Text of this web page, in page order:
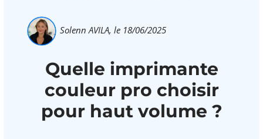
Solenn AVILA, le 18/06/2025
Quelle imprimante
couleur pro choisir
pour haut volume ?